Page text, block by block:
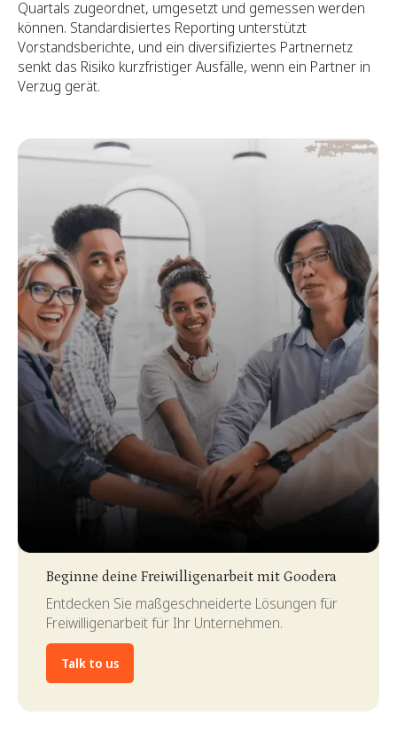
Quartals zugeordnet, umgesetzt und gemessen werden
können. Standardisiertes Reporting unterstützt
Vorstandsberichte, und ein diversifiziertes Partnernetz
senkt das Risiko kurzfristiger Ausfälle, wenn ein Partner in
Verzug gerät.
Beginne deine Freiwilligenarbeit mit Goodera
Entdecken Sie maßgeschneiderte Lösungen für
Freiwilligenarbeit für Ihr Unternehmen.
Talk to us